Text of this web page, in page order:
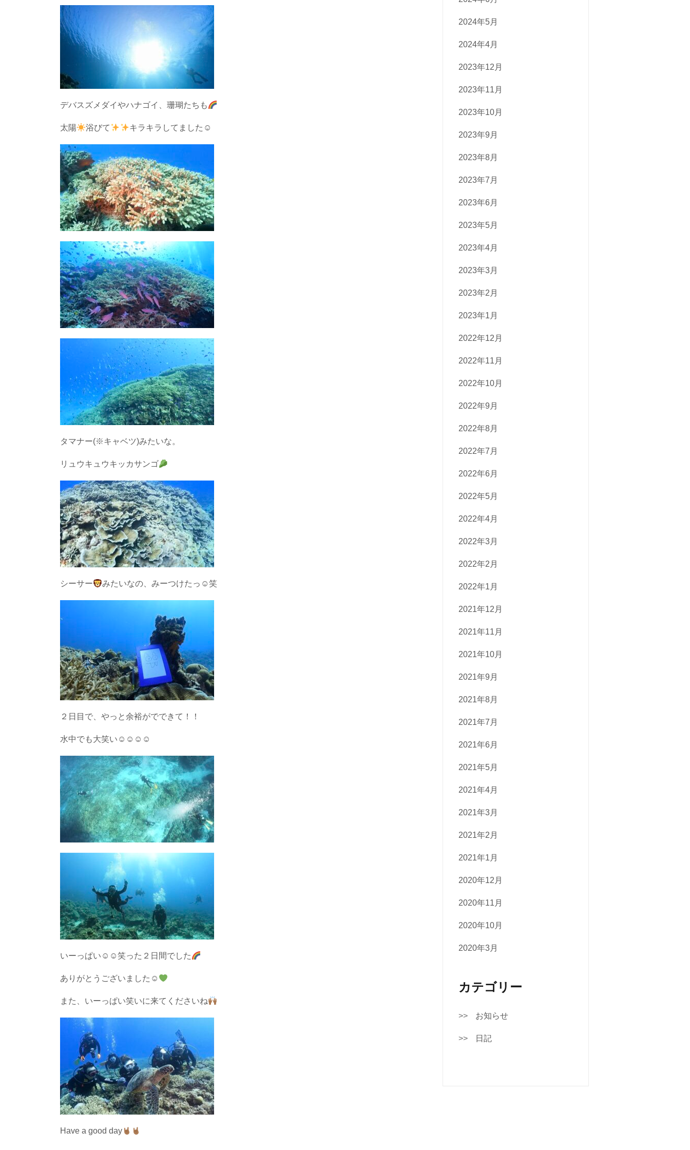
デバスズメダイやハナゴイ、珊瑚たちも
太陽 浴びて キラキラしてました☺︎
タマナー(※キャベツ)みたいな。
リュウキュウキッカサンゴ
シーサー みたいなの、みーつけたっ☺︎笑
２日目で、やっと余裕がでできて！！
水中でも大笑い☺︎☺︎☺︎☺︎
いーっぱい☺︎☺︎笑った２日間でした
ありがとうございました☺︎
また、いーっぱい笑いに来てくださいね
Have a good day
2024年5月
2024年4月
2023年12月
2023年11月
2023年10月
2023年9月
2023年8月
2023年7月
2023年6月
2023年5月
2023年4月
2023年3月
2023年2月
2023年1月
2022年12月
2022年11月
2022年10月
2022年9月
2022年8月
2022年7月
2022年6月
2022年5月
2022年4月
2022年3月
2022年2月
2022年1月
2021年12月
2021年11月
2021年10月
2021年9月
2021年8月
2021年7月
2021年6月
2021年5月
2021年4月
2021年3月
2021年2月
2021年1月
2020年12月
2020年11月
2020年10月
2020年3月
カテゴリー
お知らせ
日記